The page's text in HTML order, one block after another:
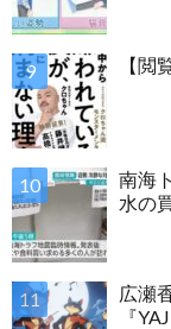
【閲
南海
水の
広瀬
『